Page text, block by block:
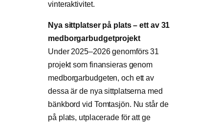
vinteraktivitet.
Nya sittplatser på plats – ett av 31
medborgarbudgetprojekt
Under 2025–2026 genomförs 31
projekt som finansieras genom
medborgarbudgeten, och ett av
dessa är de nya sittplatserna med
bänkbord vid Tomtasjön. Nu står de
på plats, utplacerade för att ge